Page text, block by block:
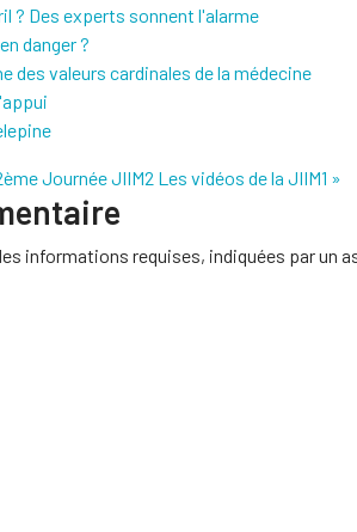
? Des experts sonnent l'alarme
danger ?
des valeurs cardinales de la médecine
Journée JIIM2 Les vidéos de la JIIM1 »
informations requises, indiquées par un